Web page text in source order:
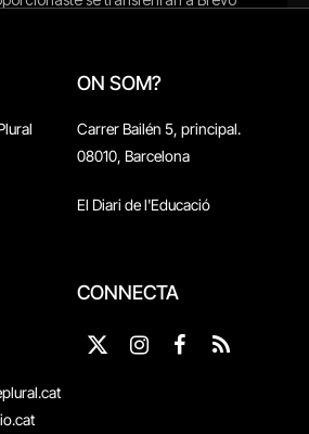
ON SOM?
Carrer Bailén 5, principal.
08010, Barcelona
El Diari de l'Educació
CONNECTA
X
Instagram
Facebook
RSS